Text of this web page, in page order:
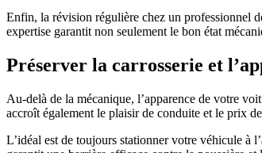
Enfin, la révision régulière chez un professionnel
expertise garantit non seulement le bon état
Préserver la carrosserie et
Au-delà de la mécanique, l’apparence de votre
accroît également le plaisir de conduite et le prix
L’idéal est de toujours stationner votre véhicule à